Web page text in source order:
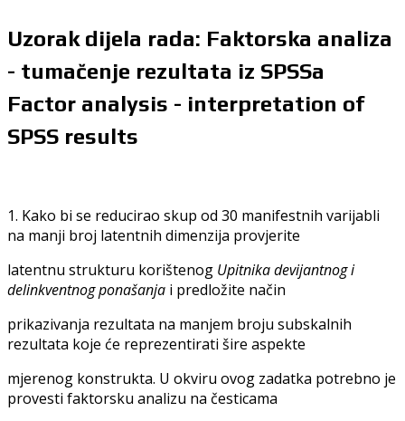
Uzorak dijela rada: Faktorska analiza
- tumačenje rezultata iz SPSSa
Factor analysis - interpretation of
SPSS results
1. Kako bi se reducirao skup od 30 manifestnih varijabli
na manji broj latentnih dimenzija provjerite
latentnu strukturu korištenog Upitnika devijantnog i
delinkventnog ponašanja i predložite način
prikazivanja rezultata na manjem broju subskalnih
rezultata koje će reprezentirati šire aspekte
mjerenog konstrukta. U okviru ovog zadatka potrebno je
provesti faktorsku analizu na česticama